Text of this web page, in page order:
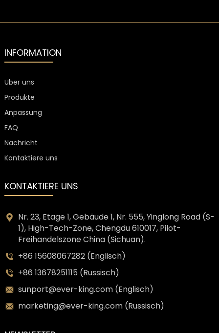
INFORMATION
Über uns
Produkte
Anpassung
FAQ
Nachricht
Kontaktiere uns
KONTAKTIERE UNS
Nr. 23, Etage 1, Gebäude 1, Nr. 555, Yinglong Road (S-
1), High-Tech-Zone, Chengdu 610017, Pilot-
Freihandelszone China (Sichuan).
+86 15608067282 (Englisch)
+86 13678251115 (Russisch)
sunport@ever-king.com (Englisch)
marketing@ever-king.com (Russisch)